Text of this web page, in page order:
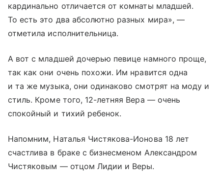
кардинально отличается от комнаты младшей.
То есть это два абсолютно разных мира», —
отметила исполнительница.
А вот с младшей дочерью певице намного проще,
так как они очень похожи. Им нравится одна
и та же музыка, они одинаково смотрят на моду и
стиль. Кроме того, 12-летняя Вера — очень
спокойный и тихий ребенок.
Напомним, Наталья Чистякова-Ионова 18 лет
счастлива в браке с бизнесменом Александром
Чистяковым — отцом Лидии и Веры.